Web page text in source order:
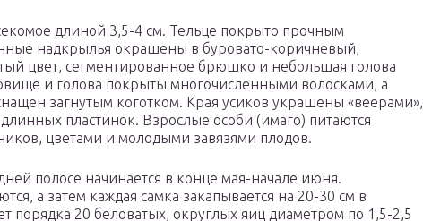
длиной 3,5-4 см. Тельце покрыто прочным
надкрылья окрашены в буровато-коричневый,
цвет, сегментированное брюшко и небольшая голова
и голова покрыты многочисленными волосками, а
загнутым коготком. Края усиков украшены «веерами»,
пластинок. Взрослые особи (имаго) питаются
цветами и молодыми завязями плодов.
полосе начинается в конце мая-начале июня.
а затем каждая самка закапывается на 20-30 см в
порядка 20 беловатых, округлых яиц диаметром по 1,5-2,5